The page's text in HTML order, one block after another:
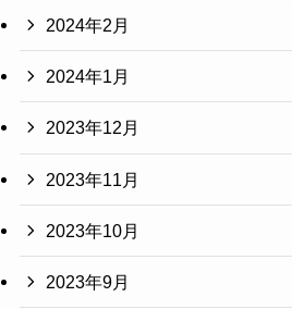
2024年2月
2024年1月
2023年12月
2023年11月
2023年10月
2023年9月